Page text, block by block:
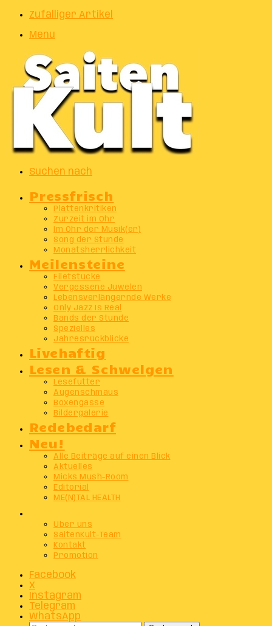
Zufälliger Artikel
Menu
Suchen nach
Pressfrisch
Plattenkritiken
Zurzeit im Ohr
Im Ohr der Musik(er)
Song der Stunde
Monatsherrlichkeit
Meilensteine
Filetstücke
Vergessene Juwelen
Lebensverlängernde Werke
Only Jazz Is Real
Bands der Stunde
Spezielles
Jahresrückblicke
Livehaftig
Lesen & Schwelgen
Lesefutter
Augenschmaus
Boxengasse
Bildergalerie
Redebedarf
Neu!
Alle Beiträge auf einen Blick
Aktuelles
Micks Mush-Room
Editorial
ME(N)TAL HEALTH
Über uns
SaitenKult-Team
Kontakt
Promotion
Facebook
X
Instagram
Telegram
WhatsApp